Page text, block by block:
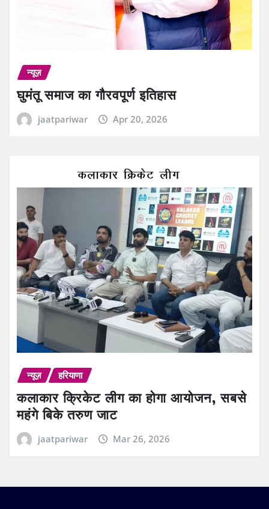
न्यूज़
घुमंतू समाज का गौरवपूर्ण इतिहास
jaatpariwar Apr 20, 2026
न्यूज़ हरियाणा
कलाकार क्रिकेट लीग का होगा आयोजन, सबसे
महंगे बिके तरुण जाट
jaatpariwar Mar 26, 2026